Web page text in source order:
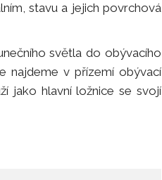
stavu a jejich povrchová
světla do obývacího
najdeme v přízemí obývací
jako hlavní ložnice se svojí